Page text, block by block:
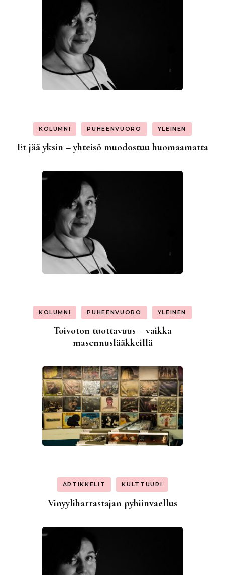
KOLUMNI PUHEENVUORO YLEINEN
Et jää yksin – yhteisö muodostuu huomaamatta
KOLUMNI PUHEENVUORO YLEINEN
Toivoton tuottavuus – vaikka
masennuslääkkeillä
ARTIKKELIT KULTTUURI
Vinyyliharrastajan pyhiinvaellus